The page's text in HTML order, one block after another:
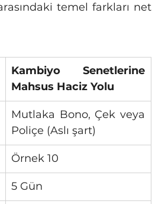
temel farkları net
Kambiyo Senetlerine
Mahsus Haciz Yolu
Mutlaka Bono, Çek veya
Poliçe (Aslı şart)
Örnek 10
5 Gün